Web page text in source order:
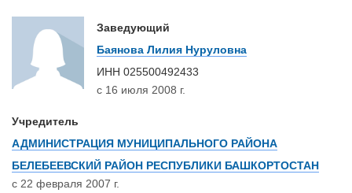
Заведующий
Баянова Лилия Нуруловна
ИНН 025500492433
с 16 июля 2008 г.
Учредитель
АДМИНИСТРАЦИЯ МУНИЦИПАЛЬНОГО РАЙОНА
БЕЛЕБЕЕВСКИЙ РАЙОН РЕСПУБЛИКИ БАШКОРТОСТАН
с 22 февраля 2007 г.